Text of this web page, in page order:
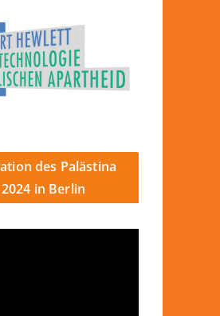
des Palästina
in Berlin